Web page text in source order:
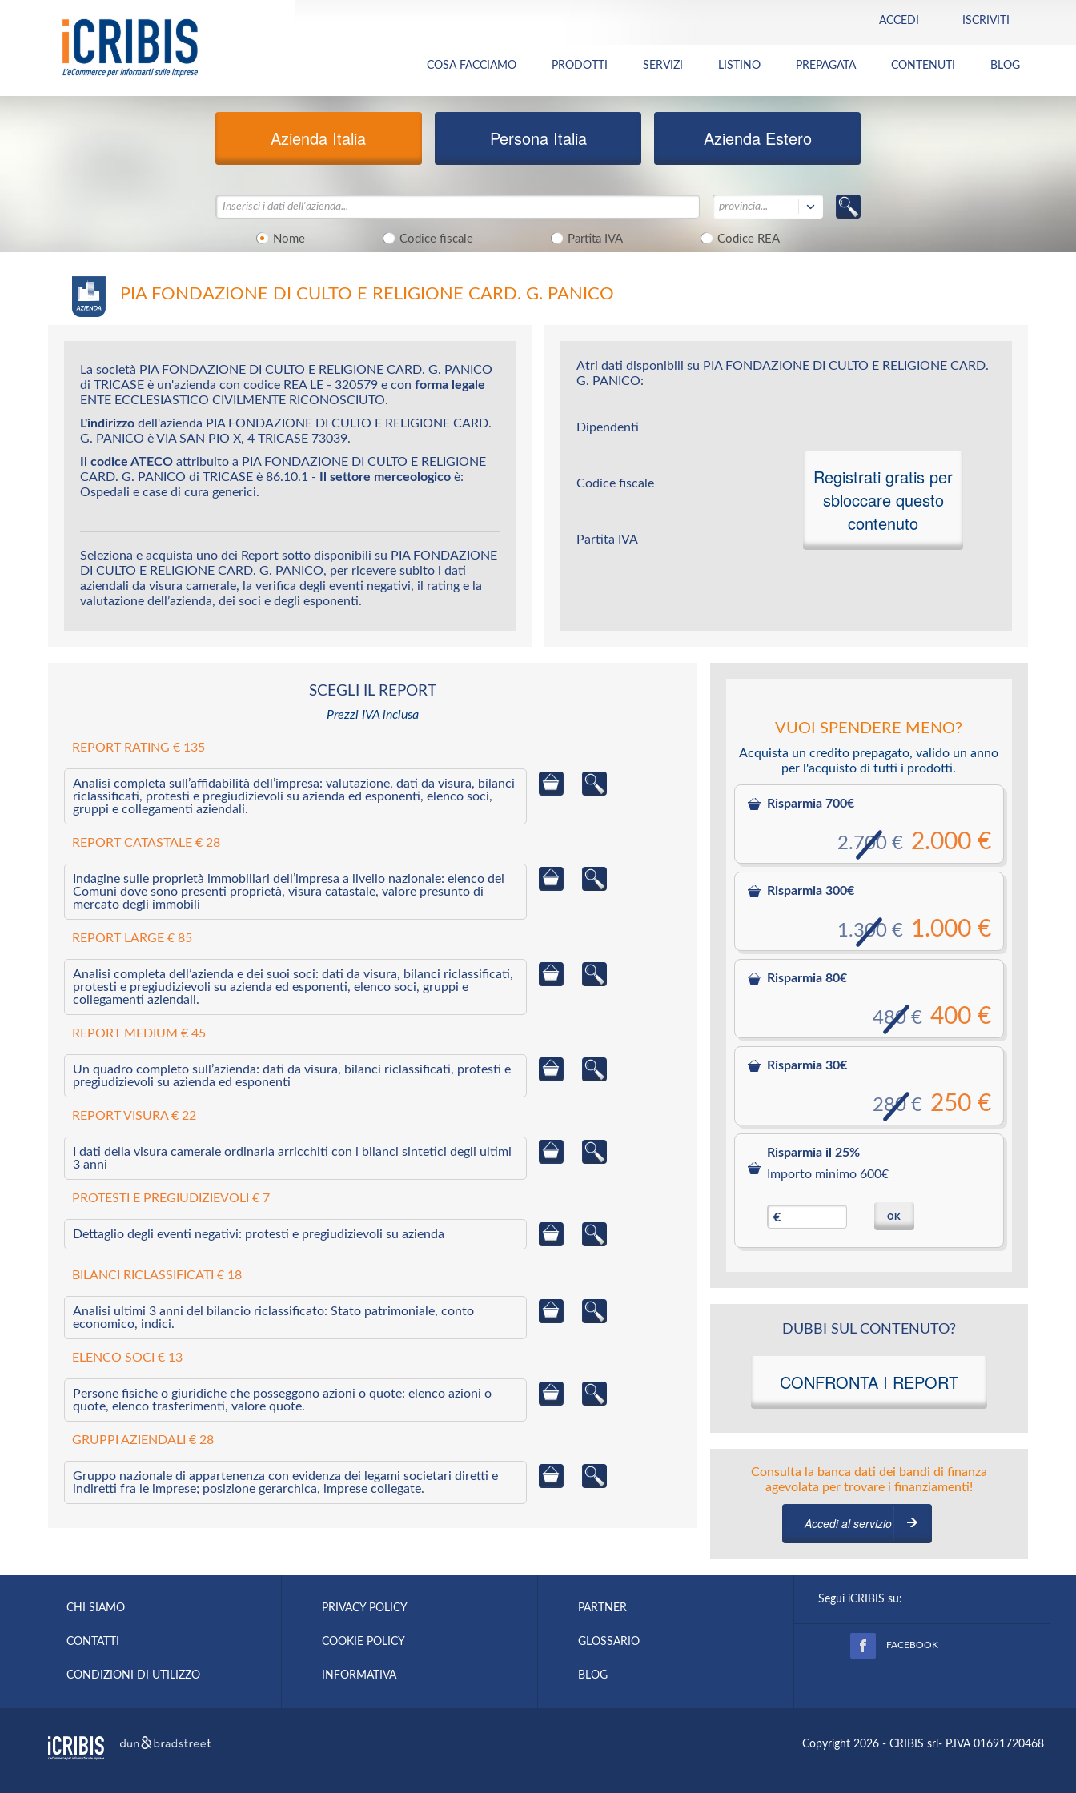
ACCEDI ISCRIVITI
COSA FACCIAMO PRODOTTI SERVIZI LISTINO PREPAGATA CONTENUTI BLOG
Azienda Italia Persona Italia Azienda Estero
Nome Codice fiscale Partita IVA Codice REA
provincia...
PIA FONDAZIONE DI CULTO E RELIGIONE CARD. G. PANICO
La società PIA FONDAZIONE DI CULTO E RELIGIONE CARD. G. PANICO
di TRICASE è un'azienda con codice REA LE - 320579 e con forma legale
ENTE ECCLESIASTICO CIVILMENTE RICONOSCIUTO.
L'indirizzo dell'azienda PIA FONDAZIONE DI CULTO E RELIGIONE CARD.
G. PANICO è VIA SAN PIO X, 4 TRICASE 73039.
Il codice ATECO attribuito a PIA FONDAZIONE DI CULTO E RELIGIONE
CARD. G. PANICO di TRICASE è 86.10.1 -
Il settore merceologico è:
Ospedali e case di cura generici.
Seleziona e acquista uno dei Report sotto disponibili su PIA FONDAZIONE
DI CULTO E RELIGIONE CARD. G. PANICO, per ricevere subito i dati
aziendali da visura camerale, la verifica degli eventi negativi, il rating e la
valutazione dell’azienda, dei soci e degli esponenti.
Atri dati disponibili su PIA FONDAZIONE DI CULTO E RELIGIONE CARD.
G. PANICO:
Dipendenti
Codice fiscale
Partita IVA
Registrati gratis per
sbloccare questo
contenuto
SCEGLI IL REPORT
Prezzi IVA inclusa
REPORT RATING € 135
Analisi completa sull’affidabilità dell’impresa: valutazione, dati da visura, bilanci
riclassificati, protesti e pregiudizievoli su azienda ed esponenti, elenco soci,
gruppi e collegamenti aziendali.
REPORT CATASTALE € 28
Indagine sulle proprietà immobiliari dell’impresa a livello nazionale: elenco dei
Comuni dove sono presenti proprietà, visura catastale, valore presunto di
mercato degli immobili
REPORT LARGE € 85
Analisi completa dell’azienda e dei suoi soci: dati da visura, bilanci riclassificati,
protesti e pregiudizievoli su azienda ed esponenti, elenco soci, gruppi e
collegamenti aziendali.
REPORT MEDIUM € 45
Un quadro completo sull’azienda: dati da visura, bilanci riclassificati, protesti e
pregiudizievoli su azienda ed esponenti
REPORT VISURA € 22
I dati della visura camerale ordinaria arricchiti con i bilanci sintetici degli ultimi
3 anni
PROTESTI E PREGIUDIZIEVOLI € 7
Dettaglio degli eventi negativi: protesti e pregiudizievoli su azienda
BILANCI RICLASSIFICATI € 18
Analisi ultimi 3 anni del bilancio riclassificato: Stato patrimoniale, conto
economico, indici.
ELENCO SOCI € 13
Persone fisiche o giuridiche che posseggono azioni o quote: elenco azioni o
quote, elenco trasferimenti, valore quote.
GRUPPI AZIENDALI € 28
Gruppo nazionale di appartenenza con evidenza dei legami societari diretti e
indiretti fra le imprese; posizione gerarchica, imprese collegate.
VUOI SPENDERE MENO?
Acquista un credito prepagato, valido un anno
per l'acquisto di tutti i prodotti.
Risparmia 700€
2.000 €
2.700 €
Risparmia 300€
1.000 €
1.300 €
Risparmia 80€
400 €
480 €
Risparmia 30€
250 €
280 €
Risparmia il 25%
Importo minimo 600€
€ OK
DUBBI SUL CONTENUTO?
CONFRONTA I REPORT
Consulta la banca dati dei bandi di finanza
agevolata per trovare i finanziamenti!
Accedi al servizio
CHI SIAMO
CONTATTI
CONDIZIONI DI UTILIZZO
PRIVACY POLICY
COOKIE POLICY
INFORMATIVA
PARTNER
GLOSSARIO
BLOG
Segui iCRIBIS su:
FACEBOOK
Copyright 2026 - CRIBIS srl- P.IVA 01691720468